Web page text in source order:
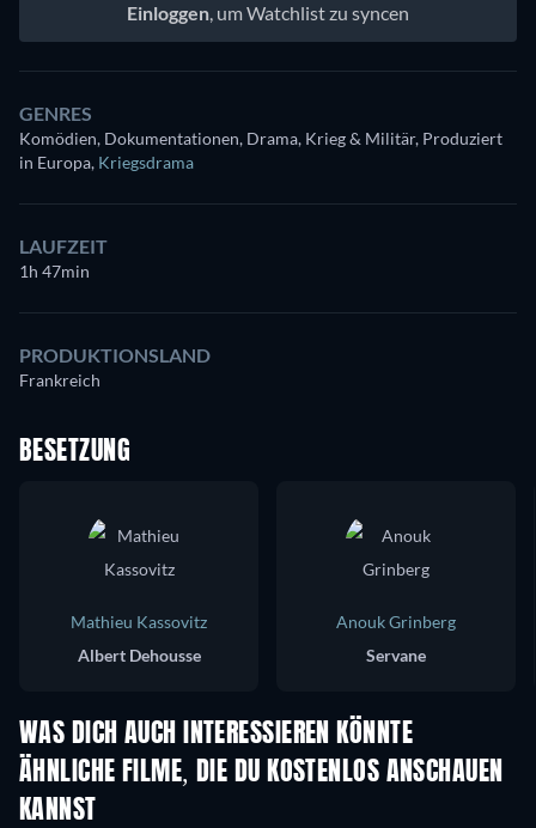
Einloggen, um Watchlist zu syncen
GENRES
Komödien, Dokumentationen, Drama, Krieg & Militär, Produziert
in Europa, Kriegsdrama
LAUFZEIT
1h 47min
PRODUKTIONSLAND
Frankreich
BESETZUNG
Mathieu Kassovitz
Albert Dehousse
Anouk Grinberg
Servane
WAS DICH AUCH INTERESSIEREN KÖNNTE
ÄHNLICHE FILME, DIE DU KOSTENLOS ANSCHAUEN
KANNST